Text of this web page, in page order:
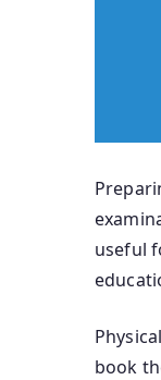
useful
book